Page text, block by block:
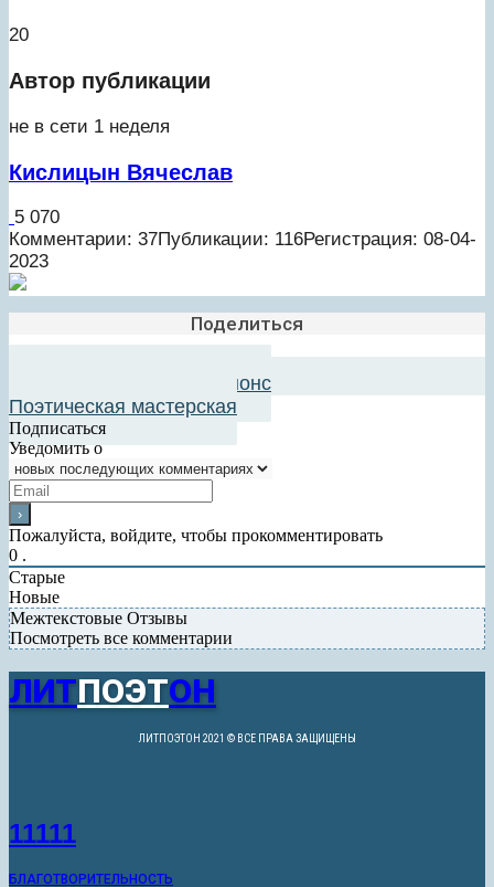
20
Автор публикации
не в сети 1 неделя
Кислицын Вячеслав
5 070
Комментарии: 37Публикации: 116Регистрация: 08-04-
2023
Поделиться
Добавить в авторский анонс
Поэтическая мастерская
Подписаться
Уведомить о
Пожалуйста, войдите, чтобы прокомментировать
0 .
Старые
Новые
Межтекстовые Отзывы
Посмотреть все комментарии
ЛИТПОЭТОН
ЛИТПОЭТОН 2021 © ВСЕ ПРАВА ЗАЩИЩЕНЫ
11111
БЛАГОТВОРИТЕЛЬНОСТЬ